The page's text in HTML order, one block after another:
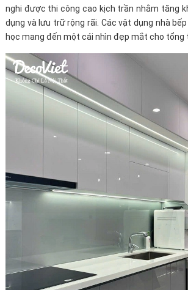
nghi được thi công cao kịch trần nhằm tăng
dụng và lưu trữ rộng rãi. Các vật dụng nhà
học mang đến một cái nhìn đẹp mắt cho tổng